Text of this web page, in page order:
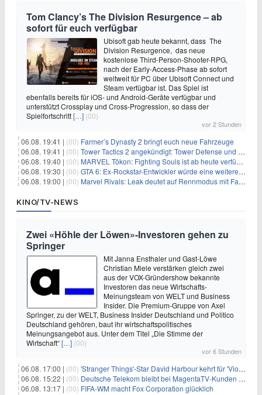
Tom Clancy’s The Division Resurgence – ab
sofort für euch verfügbar
Ubisoft gab heute bekannt, dass The
Division Resurgence, das neue
kostenlose Third-Person-Shooter-RPG,
nach der Early-Access-Phase ab sofort
weltweit für PC über Ubisoft Connect und
Steam verfügbar ist. Das Spiel ist
ebenfalls bereits für iOS- und Android-Geräte verfügbar und
unterstützt Crossplay und Cross-Progression, so dass der
Spielfortschritt[…] (00)
vor 2 Stunden
06.08. 19:41 | (00) Farmer’s Dynasty 2 bringt euch neue Fahrzeuge
06.08. 19:41 | (00) Tower Tactics 2 angekündigt: Tower Defense und Deckbuilding Kombo kehrt zurück
06.08. 19:40 | (00) MARVEL Tōkon: Fighting Souls ist ab heute verfügbar
06.08. 19:30 | (00) GTA 6: Ex-Rockstar-Entwickler würde eine weitere Verschiebung nicht überraschen
06.08. 19:00 | (00) Marvel Rivals: Leak deutet auf Rennmodus mit Fahrzeugen hin
KINO/TV-NEWS
Zwei «Höhle der Löwen»-Investoren gehen zu
Springer
Mit Janna Ensthaler und Gast-Löwe
Christian Miele verstärken gleich zwei
aus der VOX-Gründershow bekannte
Investoren das neue Wirtschafts-
Meinungsteam von WELT und Business
Insider. Die Premium-Gruppe von Axel
Springer, zu der WELT, Business Insider Deutschland und Politico
Deutschland gehören, baut ihr wirtschaftspolitisches
Meinungsangebot aus. Unter dem Titel „Die Stimme der
Wirtschaft“[…] (00)
vor 6 Stunden
06.08. 17:00 | (00) 'Stranger Things'-Star David Harbour kehrt für 'Violent Night 2' zurück – Kristen Bell stößt zur Besetzung
06.08. 15:22 | (00) Deutsche Telekom bleibt bei MagentaTV-Kunden vage
06.08. 13:17 | (00) FIFA-WM macht Fox Corporation glücklich